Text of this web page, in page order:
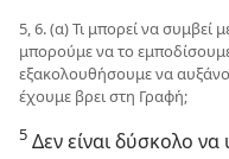
5, 6. (α) Τι μπορεί να
μπορούμε να το
εξακολουθήσουμε να
έχουμε βρει στη Γραφή;
5 Δεν είναι δύσκολο να